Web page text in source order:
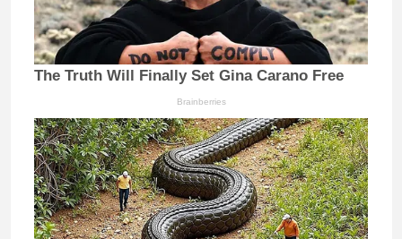
The Truth Will Finally Set Gina Carano Free
Brainberries